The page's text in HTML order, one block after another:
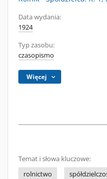
Data wydania:
1924
Typ zasobu:
czasopismo
Więcej
Temat i słowa kluczowe:
rolnictwo